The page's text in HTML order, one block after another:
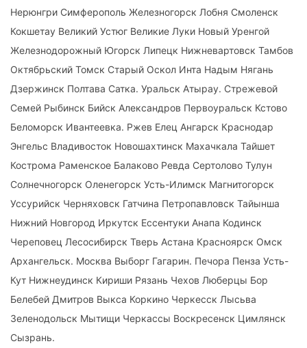
Нерюнгри Симферополь Железногорск Лобня Смоленск
Кокшетау Великий Устюг Великие Луки Новый Уренгой
Железнодорожный Югорск Липецк Нижневартовск Тамбов
Октябрьский Томск Старый Оскол Инта Надым Нягань
Дзержинск Полтава Сатка. Уральск Атырау. Стрежевой
Семей Рыбинск Бийск Александров Первоуральск Кстово
Беломорск Ивантеевка. Ржев Елец Ангарск Краснодар
Энгельс Владивосток Новошахтинск Махачкала Тайшет
Кострома Раменское Балаково Ревда Сертолово Тулун
Солнечногорск Оленегорск Усть-Илимск Магнитогорск
Уссурийск Черняховск Гатчина Петропавловск Тайынша
Нижний Новгород Иркутск Ессентуки Анапа Кодинск
Череповец Лесосибирск Тверь Астана Красноярск Омск
Архангельск. Москва Выборг Гагарин. Печора Пенза Усть-
Кут Нижнеудинск Кириши Рязань Чехов Люберцы Бор
Белебей Дмитров Выкса Коркино Черкесск Лысьва
Зеленодольск Мытищи Черкассы Воскресенск Цимлянск
Сызрань.